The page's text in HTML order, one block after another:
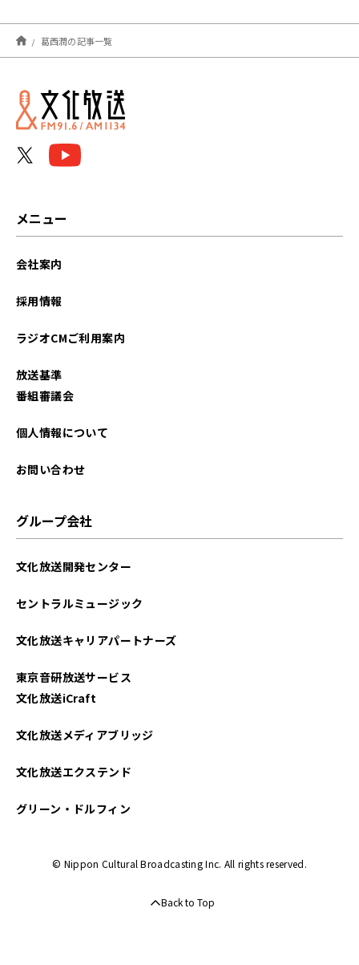
2023年01月
2022年12月
葛西潤の記事一覧
メニュー
会社案内
採用情報
ラジオCMご利用案内
放送基準
番組審議会
個人情報について
お問い合わせ
グループ会社
文化放送開発センター
セントラルミュージック
文化放送キャリアパートナーズ
東京音研放送サービス
文化放送iCraft
文化放送メディアブリッジ
文化放送エクステンド
グリーン・ドルフィン
© Nippon Cultural Broadcasting Inc. All rights reserved.
Back to Top